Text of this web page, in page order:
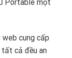
Portable một
web cung cấp
tất cả đều an